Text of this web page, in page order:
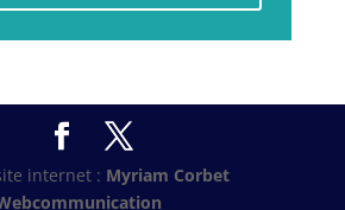
internet : Myriam Corbet